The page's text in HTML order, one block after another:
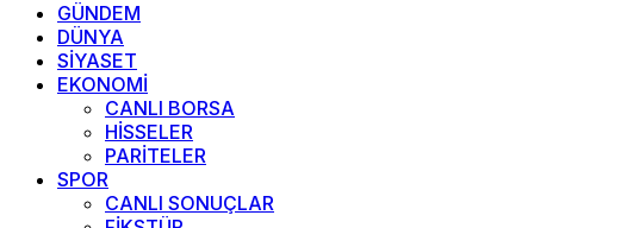
GÜNDEM
DÜNYA
SİYASET
EKONOMİ
CANLI BORSA
HİSSELER
PARİTELER
SPOR
CANLI SONUÇLAR